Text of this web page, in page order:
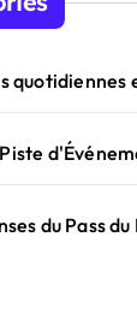
quotidiennes
du Pass